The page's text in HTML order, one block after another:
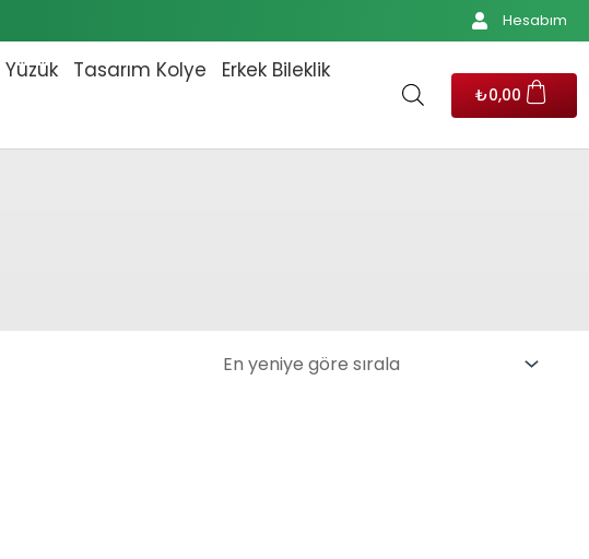
Hesabım
Yüzük Tasarım Kolye
Erkek Bileklik
₺0,00